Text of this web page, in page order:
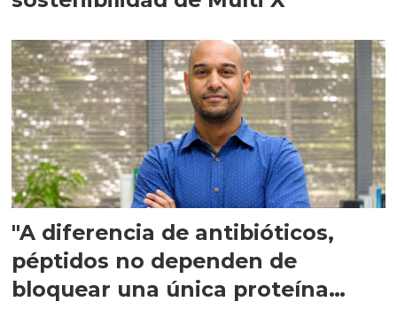
"A diferencia de antibióticos,
péptidos no dependen de
bloquear una única proteína